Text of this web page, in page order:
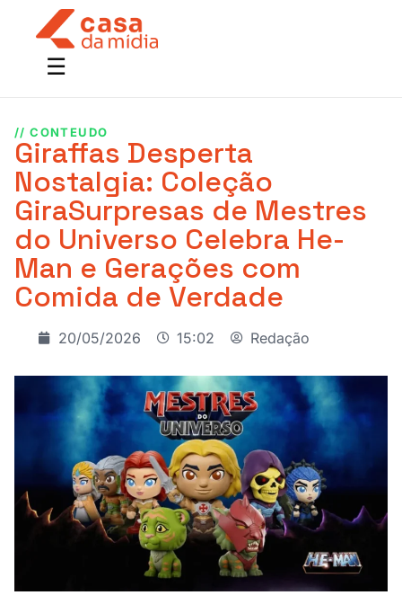
// CONTEUDO
Giraffas Desperta
Nostalgia: Coleção
GiraSurpresas de Mestres
do Universo Celebra He-
Man e Gerações com
Comida de Verdade
20/05/2026 15:02 Redação